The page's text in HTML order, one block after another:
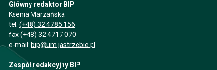
Główny redaktor BIP
Ksenia Marzańska
tel. (+48) 32 4785 156
fax (+48) 32 4717 070
e-mail: bip@um.jastrzebie.pl
Zespół redakcyjny BIP